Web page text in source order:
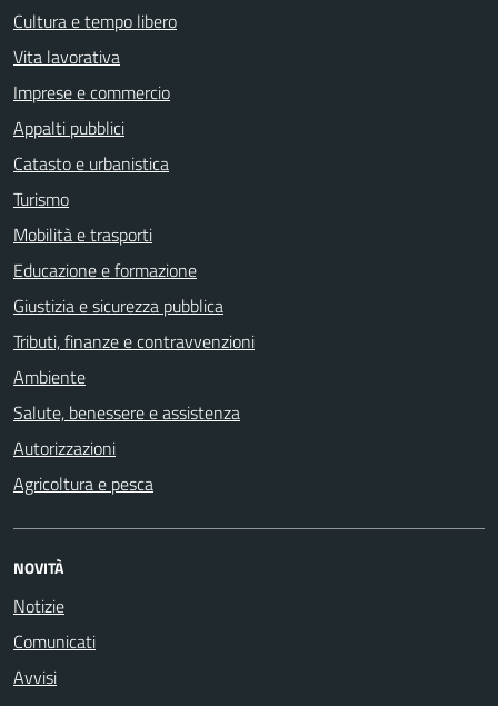
Cultura e tempo libero
Vita lavorativa
Imprese e commercio
Appalti pubblici
Catasto e urbanistica
Turismo
Mobilità e trasporti
Educazione e formazione
Giustizia e sicurezza pubblica
Tributi, finanze e contravvenzioni
Ambiente
Salute, benessere e assistenza
Autorizzazioni
Agricoltura e pesca
NOVITÀ
Notizie
Comunicati
Avvisi